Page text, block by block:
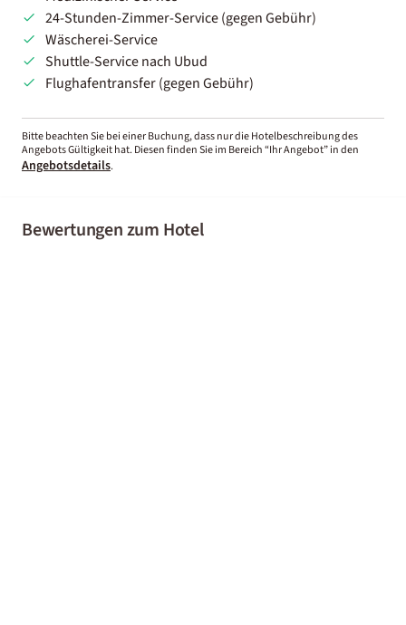
24-Stunden-Zimmer-Service (gegen Gebühr)
Wäscherei-Service
Shuttle-Service nach Ubud
Flughafentransfer (gegen Gebühr)
Bitte beachten Sie bei einer Buchung, dass nur die Hotelbeschreibung des
Angebots Gültigkeit hat. Diesen finden Sie im Bereich “Ihr Angebot” in den
Angebotsdetails.
Bewertungen zum Hotel